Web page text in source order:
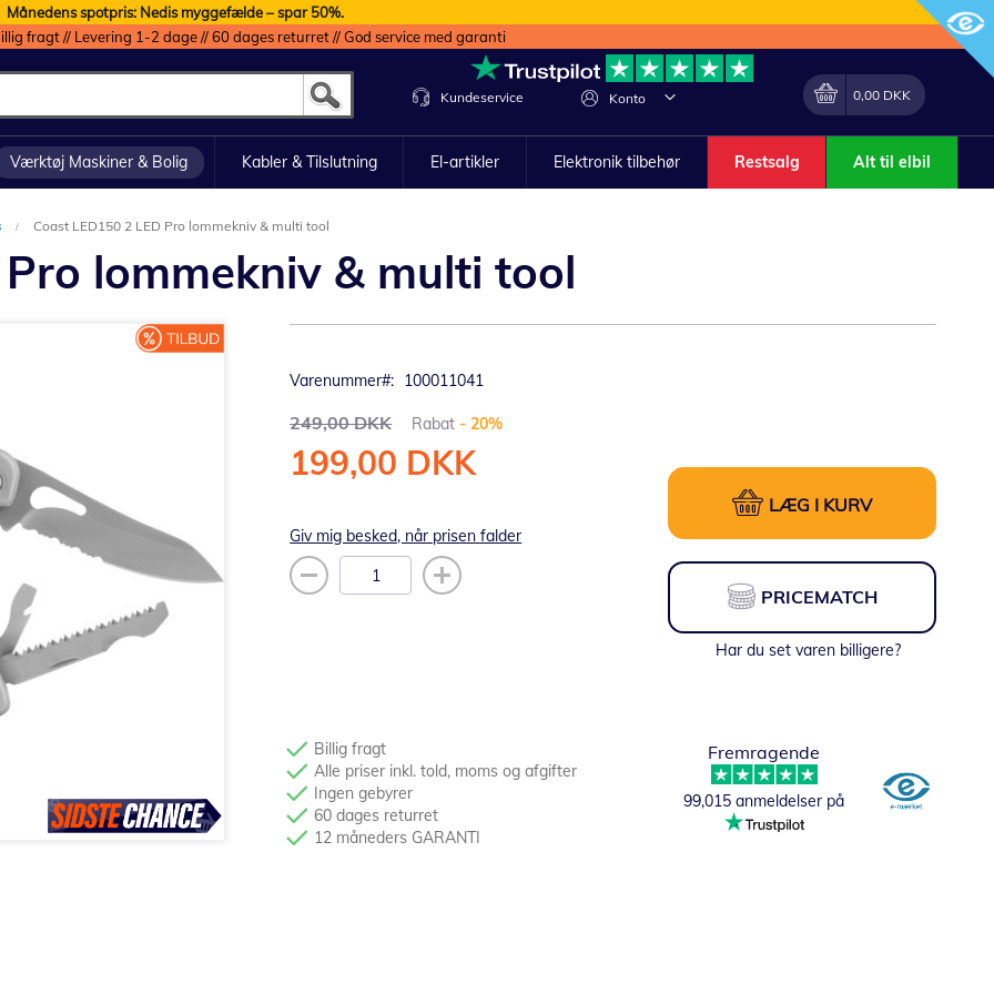
Månedens spotpris: Nedis myggefælde – spar 50%.
fragt // Levering 1-2 dage // 60 dages returret // God service med garanti
Konto
Lave
Min indkøbskurv
0,00 DKK
Kundeservice
Værktøj Maskiner & Bolig Kabler & Tilslutning El-artikler Elektronik tilbehør Restsalg Alt til elbil
Coast LED150 2 LED Pro lommekniv & multi tool
Pro lommekniv & multi tool
Varenummer 100011041
249,00 DKK Rabat - 20%
Tilbudspris
199,00 DKK
Giv mig besked, når prisen falder
LÆG I KURV
PRICEMATCH
Har du set varen billigere?
Billig fragt
Alle priser inkl. told, moms og afgifter
Ingen gebyrer
60 dages returret
12 måneders GARANTI
Fremragende
99,015 anmeldelser på